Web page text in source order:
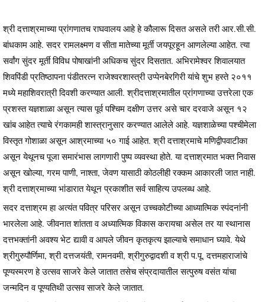
श्री दत्ताश्रमाच्या प्रांगणातच राघवालय आहे हे कौलारू दिसत असले तरी आर.सी.सी.
बांधकाम आहे. सदर रामलक्ष्मण व सीता मातेच्या मूर्ती जयपूरहून आणलेल्या आहेत. त्या
सर्वांग सुंदर मूर्ती विविध पोषाखांनी अधिकच सुंदर दिसतात. अभिरामेश्वर शिवालयात
शिवपिंडी प्रतिष्ठापना पंडीतरत्न राजेश्वरशास्त्री उप्पेनबेरगिरी यांचे शुभ हस्ते २०११
मध्ये महाशिवरात्री दिवशी करण्यात आली. श्रीदत्ताश्रमातील प्रांगणाच्या उत्तरेला एक
प्रशस्त यज्ञशाळा असून त्यास पूर्व पश्चिम दक्षीण उत्तर असे चार दरवाजे असून १२
खांब आहेत त्याचे रंगकामही शास्त्रानुसार करण्यात आलेले आहे. यज्ञशाळेच्या पश्चीमेला
विस्तृत गोशाळा असून आश्रमाच्या ५० गाई आहेत. श्री दत्ताश्रमाचे मणिद्वीपवाटीका
असून येथूनच पूजा समारंभास लागणारी पुष्प व्यवस्था होते. या दत्ताश्रमात भक्त निवास
असून खोल्या, गरम पाणी, नाश्ता, जेवण यासाठी कोठलीही रक्कम आकारली जात नाही.
श्री दत्ताश्रमाच्या भांडारात येथून प्रकाशीत सर्व साहित्य उपलब्ध आहे.
सदर दत्ताश्रम हा अत्यंत पवित्र परिसर असून उच्चकोटीच्या आध्यात्मिक स्पंदनांनी
भारलेला आहे. जीवनात शांतता व अध्यात्मिक विकास करायचा असेल तर या स्थानास
दत्तभक्तांनी अवश्य भेट द्यावी व आपले जीवन कृतकृत्य झाल्याचे समाधान घ्यावे. येथे
श्रीगुरुपौर्णिमा, श्री दत्तजयंती, रामनवमी, श्रीगुरुद्वादशी व श्री प.पू. दत्तमहाराजांचे
पूण्यस्मरण हे उत्सव साजरे केले जातात तसेच संप्रदायातील सत्पुरुष वसंत यांचा
जन्मदिन व पूण्यतिथी उत्सव साजरे केले जातात.